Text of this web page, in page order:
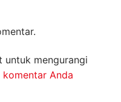
untuk mengurangi
Anda